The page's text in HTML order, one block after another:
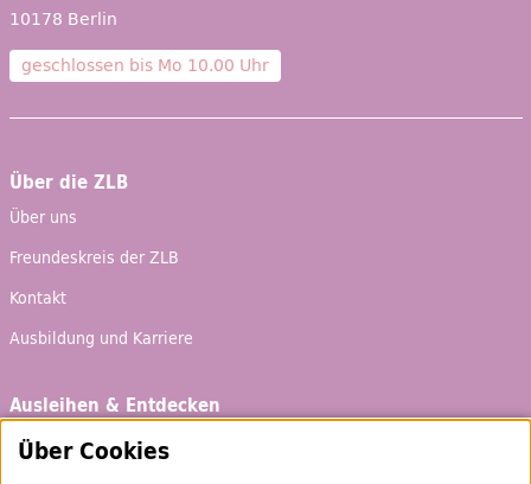
10178 Berlin
geschlossen bis Mo 10.00 Uhr
Über die ZLB
Über uns
Freundeskreis der ZLB
Kontakt
Ausbildung und Karriere
Ausleihen & Entdecken
Schaufenster
Über Cookies